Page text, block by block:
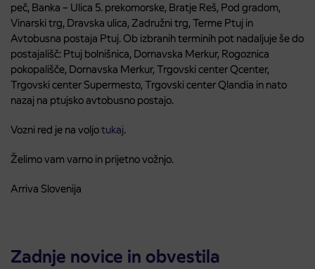
peč, Banka – Ulica 5. prekomorske, Bratje Reš, Pod gradom,
Vinarski trg, Dravska ulica, Zadružni trg, Terme Ptuj in
Avtobusna postaja Ptuj. Ob izbranih terminih pot nadaljuje še do
postajališč: Ptuj bolnišnica, Dornavska Merkur, Rogoznica
pokopališče, Dornavska Merkur, Trgovski center Qcenter,
Trgovski center Supermesto, Trgovski center Qlandia in nato
nazaj na ptujsko avtobusno postajo.
Vozni red je na voljotukaj.
Želimo vam varno in prijetno vožnjo.
Arriva Slovenija
Zadnje novice in obvestila